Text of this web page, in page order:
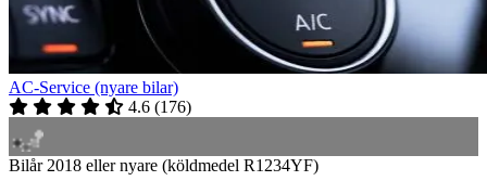
AC-Service (nyare bilar)
4.6 (176)
Bilår 2018 eller nyare (köldmedel R1234YF)